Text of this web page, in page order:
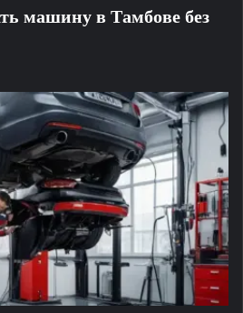
машину в Тамбове без